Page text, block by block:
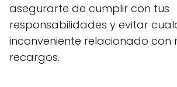
asegurarte de cumplir con tus
responsabilidades y evitar
inconveniente relacionado con
recargos.